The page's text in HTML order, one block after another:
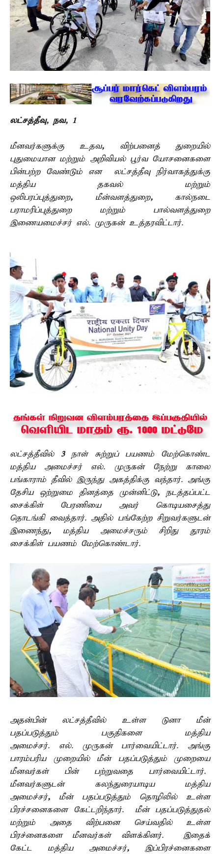
லட்சத்தீவு, நவ, 1 –
மீனவர்களுக்கு உதவ,
விற்பனைத் துறையில்
புதுமையான மற்றும் அறிவியல் பூர்வ யோசனைகளை
பின்பற்ற வேண்டும் என லட்சத்தீவு நிர்வாகத்துக்கு
மத்திய தகவல் மற்றும்
ஒலிபரப்புத்துறை, மீன்வளத்துறை,
கால்நடை
பராமரிப்புத்துறை மற்றும் பால்வளத்துறை
இணையமைச்சர் எல். முருகன் உத்தரவிட்டார்.
லட்சத்தீவில் 3நாள் சுற்றுப் பயணம் மேற்கொண்ட
மத்திய அமைச்சர் எல். முருகன் நேற்று காலை
பங்காராம் தீவில் இருந்து அகத்திக்கு வந்தார். அங்கு
தேசிய ஒற்றுமை தினத்தை முன்னிட்டு,
நடத்தப்பட்ட
சைக்கிள் பேரணியை அவர் கொடியசைத்து
தொடங்கி வைத்தார். அதில் பங்கேற்ற சிறுவர்களுடன்
இணைந்து,
மத்திய அமைச்சரும் சிறிது தூரம்
சைக்கிள் பயணம் மேற்கொண்டார்.
அதன்பின் லட்சத்தீவில் உள்ள டுனா மீன்
பதப்படுத்தும் பகுதிகளை மத்திய
அமைச்சர். எல். முருகன் பார்வையிட்டார். அங்கு
பாரம்பரிய முறையில் மீன் பதப்படுத்தும் முறையை
மீனவர்கள் பின் பற்றுவதை பார்வையிட்டார்.
மீனவர்களுடன் கலந்துரையாடிய மத்திய
அமைச்சர்,
மீன் பதப்படுத்தும் தொழிலில் உள்ள
பிரச்சனைகளை கேட்டறிந்தார். மீன் பதப்படுத்துதல்
மற்றும் அதை விற்பனை செய்வதில் உள்ள
பிரச்னைகளை மீனவர்கள் விளக்கினர். இதைக்
கேட்ட மத்திய அமைச்சர், இப்பிரச்னைகளை